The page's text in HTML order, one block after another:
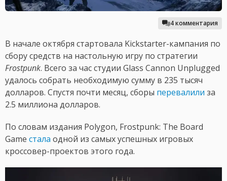
4 комментария
В начале октября стартовала Kickstarter-кампания по
сбору средств на настольную игру по стратегии
Frostpunk. Всего за час студии Glass Cannon Unplugged
удалось собрать необходимую сумму в 235 тысяч
долларов. Спустя почти месяц, сборы перевалили за
2.5 миллиона долларов.
По словам издания Polygon, Frostpunk: The Board
Game стала одной из самых успешных игровых
кроссовер-проектов этого года.